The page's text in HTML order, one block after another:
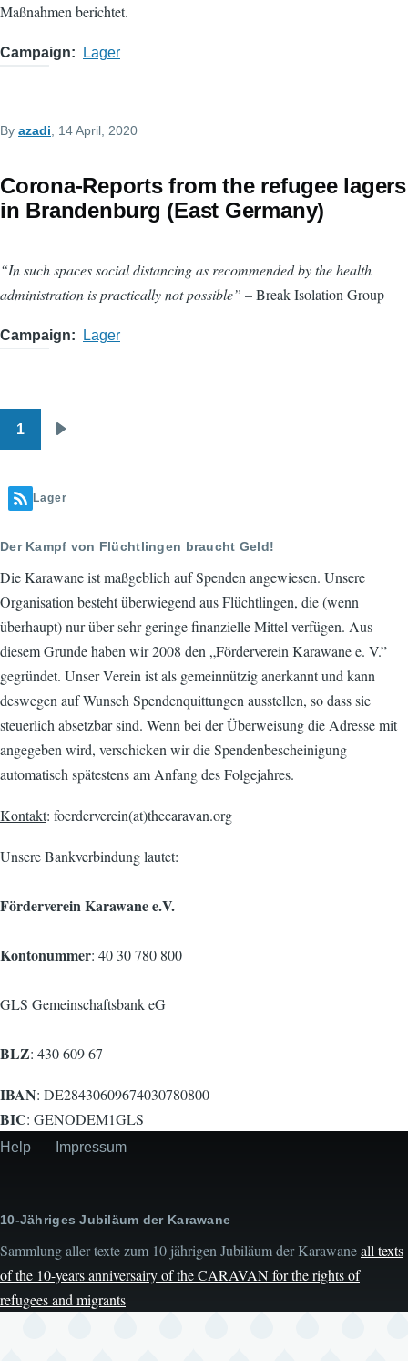
Maßnahmen berichtet.
Campaign Lager
By azadi , 14 April, 2020
Corona-Reports from the refugee lagers
in Brandenburg (East Germany)
“In such spaces social distancing as recommended by the health
administration is practically not possible” – Break Isolation Group
Campaign Lager
Pagination
1
Lager
Der Kampf von Flüchtlingen braucht Geld!
Die Karawane ist maßgeblich auf Spenden angewiesen. Unsere
Organisation besteht überwiegend aus Flüchtlingen, die (wenn
überhaupt) nur über sehr geringe finanzielle Mittel verfügen. Aus
diesem Grunde haben wir 2008 den „Förderverein Karawane e. V.”
gegründet. Unser Verein ist als gemeinnützig anerkannt und kann
deswegen auf Wunsch Spendenquittungen ausstellen, so dass sie
steuerlich absetzbar sind. Wenn bei der Überweisung die Adresse mit
angegeben wird, verschicken wir die Spendenbescheinigung
automatisch spätestens am Anfang des Folgejahres.
Kontakt: foerderverein(at)thecaravan.org
Unsere Bankverbindung lautet:
Förderverein Karawane e.V.
Kontonummer: 40 30 780 800
GLS Gemeinschaftsbank eG
BLZ: 430 609 67
IBAN: DE28430609674030780800
BIC: GENODEM1GLS
Secondary
Help Impressum
10-Jähriges Jubiläum der Karawane
Sammlung aller texte zum 10 jährigen Jubiläum der Karawaneall texts
of the 10-years anniversairy of the CARAVAN for the rights of
refugees and migrants